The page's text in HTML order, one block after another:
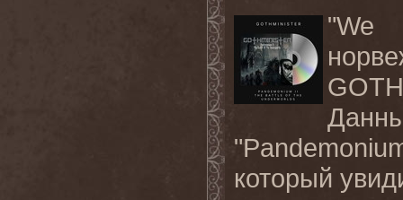
"We
который